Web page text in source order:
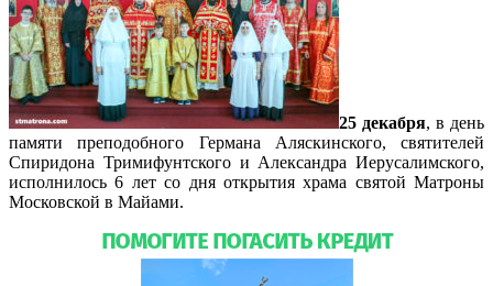
25 декабря, в день
памяти преподобного Германа Аляскинского, святителей
Спиридона Тримифунтского и Александра Иерусалимского,
исполнилось 6 лет со дня открытия храма святой Матроны
Московской в Майами.